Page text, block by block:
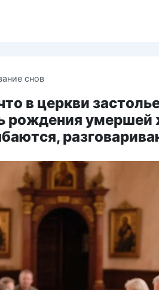
снов
в церкви
рождения